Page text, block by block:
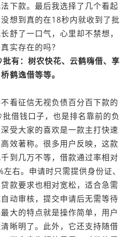
下款。最后我选择了几个看起
想到真的在18秒内就收到了批
舒了一口气，心里却不禁想，
实存在的吗？
有：树农快花、云鹤嗨借、享
鹤逸借等等。
看征信无视负债百分百下款的
借钱口子，也是排名靠前的负
受大家的喜欢是一款主打快速
效著称。很多用户反映，这款
到几万不等，借款通过率相对
右。申请时只需提供身份证、
款要求也相对宽松，适合急需
动审核，提交申请后无需等待
大的特点就是操作简单，用户
晰明了。此外，它还支持随借